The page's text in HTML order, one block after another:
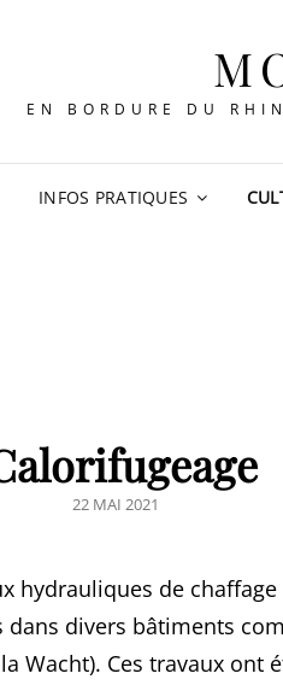
EN BORDURE DU
INFOS PRATIQUES
POSTED
22 MAI 2021
hydrauliques de
divers bâtiments
Wacht). Ces travaux ont